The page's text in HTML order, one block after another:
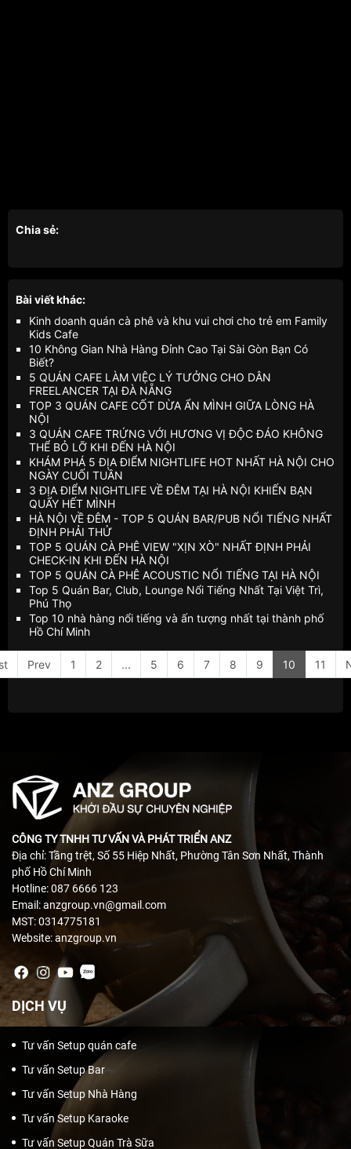
Chia sẻ:
Bài viết khác:
Kinh doanh quán cà phê và khu vui chơi cho trẻ em Family
Kids Cafe
10 Không Gian Nhà Hàng Đỉnh Cao Tại Sài Gòn Bạn Có
Biết?
5 QUÁN CAFE LÀM VIỆC LÝ TƯỞNG CHO DÂN
FREELANCER TẠI ĐÀ NẴNG
TOP 3 QUÁN CAFE CỐT DỪA ẨN MÌNH GIỮA LÒNG HÀ
NỘI
3 QUÁN CAFE TRỨNG VỚI HƯƠNG VỊ ĐỘC ĐÁO KHÔNG
THỂ BỎ LỠ KHI ĐẾN HÀ NỘI
KHÁM PHÁ 5 ĐỊA ĐIỂM NIGHTLIFE HOT NHẤT HÀ NỘI CHO
NGÀY CUỐI TUẦN
3 ĐỊA ĐIỂM NIGHTLIFE VỀ ĐÊM TẠI HÀ NỘI KHIẾN BẠN
QUẨY HẾT MÌNH
HÀ NỘI VỀ ĐÊM - TOP 5 QUÁN BAR/PUB NỔI TIẾNG NHẤT
ĐỊNH PHẢI THỬ
TOP 5 QUÁN CÀ PHÊ VIEW "XỊN XÒ" NHẤT ĐỊNH PHẢI
CHECK-IN KHI ĐẾN HÀ NỘI
TOP 5 QUÁN CÀ PHÊ ACOUSTIC NỔI TIẾNG TẠI HÀ NỘI
Top 5 Quán Bar, Club, Lounge Nổi Tiếng Nhất Tại Việt Trì,
Phú Thọ
Top 10 nhà hàng nổi tiếng và ấn tượng nhất tại thành phố
Hồ Chí Minh
Prev 1 2 ... 5 6 7 8 9 10 11
CÔNG TY TNHH TƯ VẤN VÀ PHÁT TRIỂN ANZ
Địa chỉ: Tầng trệt, Số 55 Hiệp Nhất, Phường Tân Sơn Nhất, Thành
phố Hồ Chí Minh
Hotline: 087 6666 123
Email: anzgroup.vn@gmail.com
MST: 0314775181
Website: anzgroup.vn
DỊCH VỤ
Tư vấn Setup quán cafe
Tư vấn Setup Bar
Tư vấn Setup Nhà Hàng
Tư vấn Setup Karaoke
Tư vấn Setup Quán Trà Sữa